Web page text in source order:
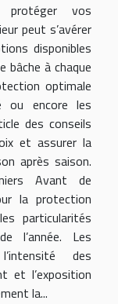
protéger vos
peut s’avérer
disponibles
bâche à chaque
optimale
ou encore les
des conseils
et assurer la
après saison.
Avant de
la protection
particularités
l’année. Les
des
et l’exposition
la...